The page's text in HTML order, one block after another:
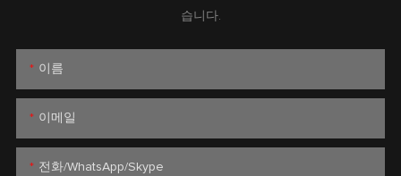
습니다.
이름
이메일
전화/WhatsApp/Skype